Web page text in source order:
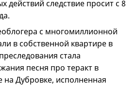
действий следствие просит с 8
с многомиллионной
в собственной квартире в
стала
песня про теракт в
на Дубровке, исполненная